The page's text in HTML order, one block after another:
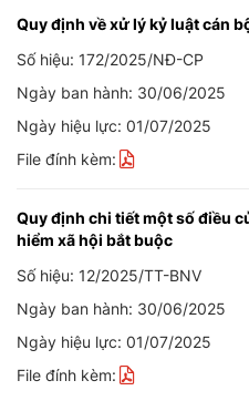
Quy định về xử lý kỷ luật cán
Số hiệu: 172/2025/NĐ-CP
Ngày ban hành: 30/06/2025
Ngày hiệu lực: 01/07/2025
File đính kèm:
Quy định chi tiết một số điều
hiểm xã hội bắt buộc
Số hiệu: 12/2025/TT-BNV
Ngày ban hành: 30/06/2025
Ngày hiệu lực: 01/07/2025
File đính kèm: